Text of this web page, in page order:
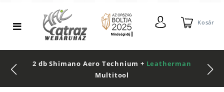
Kosár
2 db Shimano Aero Technium + Leatherman
Multitool